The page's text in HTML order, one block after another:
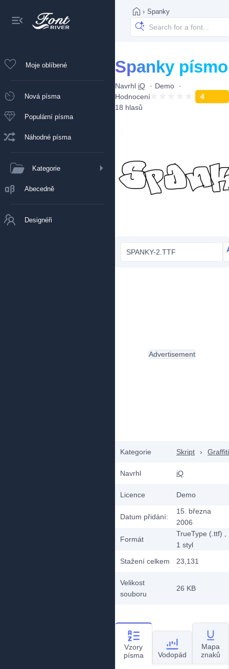
Moje oblíbené
Nová písma
Populární písma
Náhodné písma
Kategorie
Abecedně
Designéři
› Spanky
Spanky písmo
Navrhl iQ
Demo
Hodnocení
4
18 hlasů
SPANKY-2.TTF
Kategorie Skript › Graffiti
Navrhl iQ
Licence Demo
Datum přidání:
15. března
2006
Formát
TrueType (.ttf)
1 styl
Stažení celkem
23,131
Velikost
souboru
26 KB
Advertisement
Vzory
písma
Vodopád
Mapa
znaků